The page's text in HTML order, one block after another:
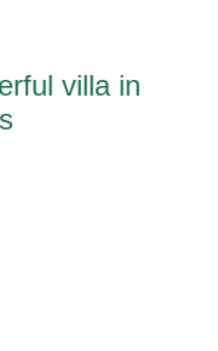
villa in